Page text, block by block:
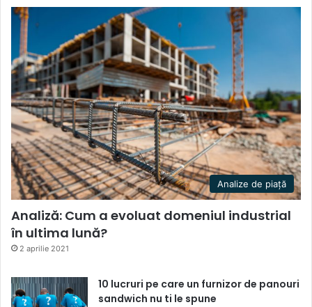
Analize de piață
Analiză: Cum a evoluat domeniul industrial
în ultima lună?
2 aprilie 2021
10 lucruri pe care un furnizor de panouri
sandwich nu ti le spune